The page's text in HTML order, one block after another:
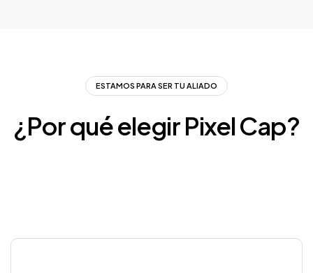
ESTAMOS PARA SER TU ALIADO
¿PorquéelegirPixelCap?